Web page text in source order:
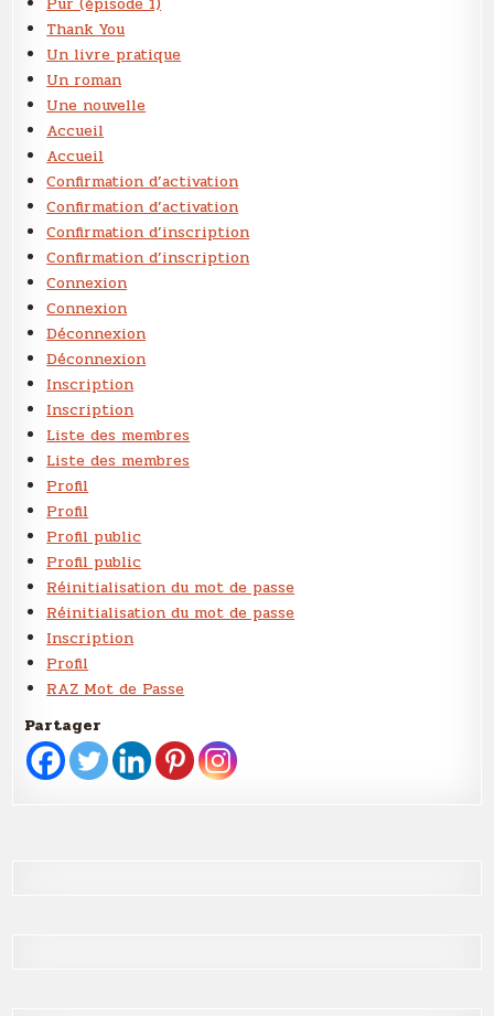
Thank You
Un livre pratique
Un roman
Une nouvelle
Accueil
Accueil
Confirmation d’activation
Confirmation d’activation
Confirmation d’inscription
Confirmation d’inscription
Connexion
Connexion
Déconnexion
Déconnexion
Inscription
Inscription
Liste des membres
Liste des membres
Profil
Profil
Profil public
Profil public
Réinitialisation du mot de passe
Réinitialisation du mot de passe
Inscription
Profil
RAZ Mot de Passe
Partager